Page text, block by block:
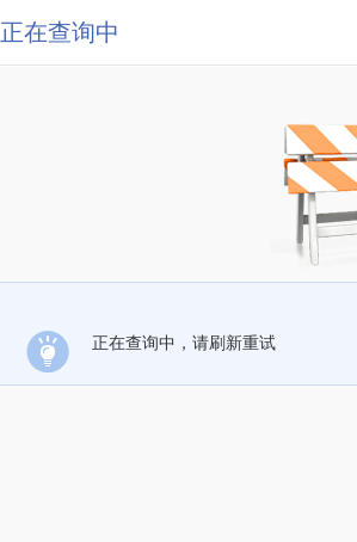
正在查询中
正在查询中，请刷新重试